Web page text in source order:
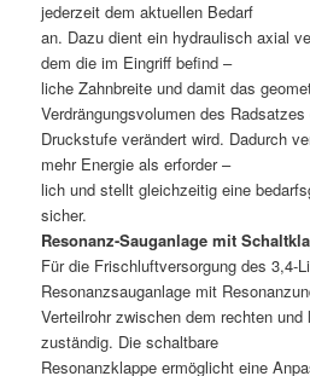
jederzeit dem aktuellen Bedarf
an. Dazu dient ein hydraulisch axial
dem die im Eingriff befind –
liche Zahnbreite und damit das
Verdrängungsvolumen des Radsatzes
Druckstufe verändert wird. Dadurch
mehr Energie als erforder –
lich und stellt gleichzeitig eine
sicher.
Resonanz-Sauganlage mit
Für die Frischluftversorgung des 3,4-
Resonanzsauganlage mit
Verteilrohr zwischen dem rechten
zuständig. Die schaltbare
Resonanzklappe ermöglicht eine